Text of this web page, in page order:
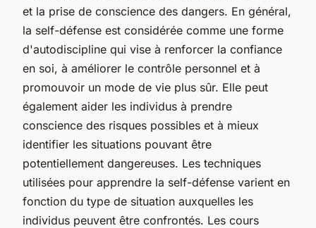
et la prise de conscience des dangers. En général,
la self-défense est considérée comme une forme
d'autodiscipline qui vise à renforcer la confiance
en soi, à améliorer le contrôle personnel et à
promouvoir un mode de vie plus sûr. Elle peut
également aider les individus à prendre
conscience des risques possibles et à mieux
identifier les situations pouvant être
potentiellement dangereuses. Les techniques
utilisées pour apprendre la self-défense varient en
fonction du type de situation auxquelles les
individus peuvent être confrontés. Les cours